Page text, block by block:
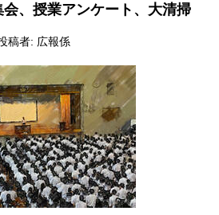
、授業アンケート、大清掃
稿者: 広報係